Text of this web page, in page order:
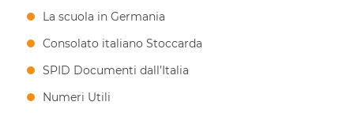
La scuola in Germania
Consolato italiano Stoccarda
SPID Documenti dall’Italia
Numeri Utili